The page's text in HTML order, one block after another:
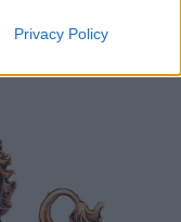
Privacy Policy